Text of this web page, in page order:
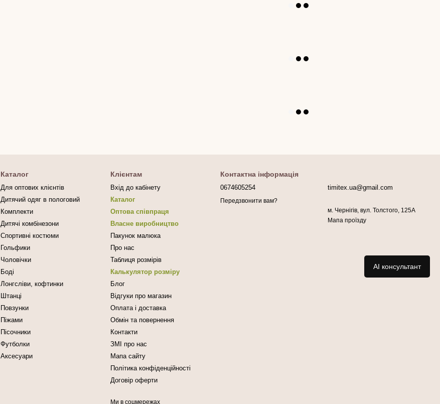
Каталог
Для оптових клієнтів
Дитячий одяг в пологовий
Комплекти
Дитячі комбінезони
Спортивні костюми
Гольфики
Чоловічки
Боді
Лонгсліви, кофтинки
Штанці
Повзунки
Піжами
Пісочники
Футболки
Аксесуари
Клієнтам
Вхід до кабінету
Каталог
Оптова співпраця
Власне виробництво
Пакунок малюка
Про нас
Таблиця розмірів
Калькулятор розміру
Блог
Відгуки про магазин
Оплата і доставка
Обмін та повернення
Контакти
ЗМІ про нас
Мапа сайту
Політика конфіденційності
Договір оферти
Ми в соцмережах
Контактна інформація
0674605254
Передзвонити вам?
timitex.ua@gmail.com
м. Чернігів, вул. Толстого, 125А
Мапа проїзду
AI консультант